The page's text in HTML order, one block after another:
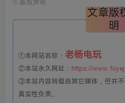
© 版权声明
文章版
明
①本网站名称： 老杨电玩
②本站永久网址： https://
③本站内容转载自其它媒体，但并
真实性负责。